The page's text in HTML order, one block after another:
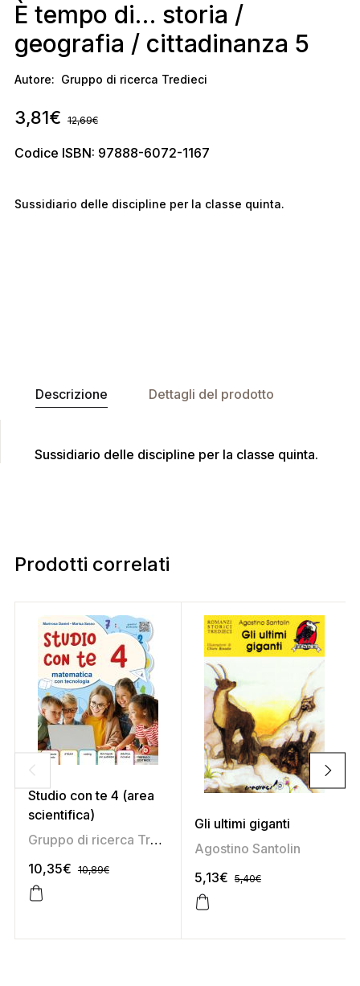
È tempo di… storia /
geografia / cittadinanza 5
Autore: Gruppo di ricerca Tredieci
3,81€ 12,69€
Codice ISBN: 97888-6072-1167
Sussidiario delle discipline per la classe quinta.
Descrizione Dettagli del prodotto
Sussidiario delle discipline per la classe quinta.
Prodotti correlati
Studio con te 4 (area
scientifica)
Gruppo di ricerca Tredieci
10,35€ 10,89€
Gli ultimi giganti
Agostino Santolin
5,13€ 5,40€